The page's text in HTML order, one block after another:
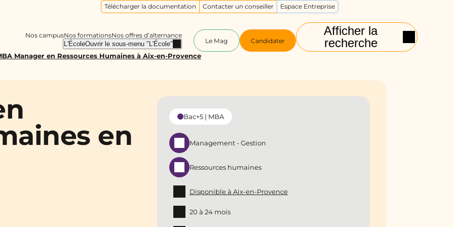
Afficher la
recherche
Nos campusNos formationsNos offres d’alternance
L'ÉcoleOuvrir le sous-menu "L'École" Le Mag Candidater
Télécharger la documentation Contacter un conseiller Espace Entreprise
Manager en Ressources Humaines à Aix-en-Provence
en
Bac+5 | MBA
Management - Gestion
Ressources humaines
Disponible à Aix-en-Provence
20 à 24 mois